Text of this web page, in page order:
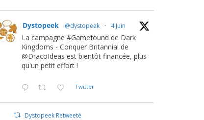
Dystopeek @dystopeek · 4 Juin
La campagne #Gamefound de Dark
Kingdoms - Conquer Britannia! de
@DracoIdeas est bientôt financée, plus
qu'un petit effort !
Twitter
Dystopeek Retweeté